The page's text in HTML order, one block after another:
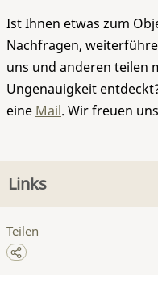
Ist Ihnen etwas zum
Nachfragen,
uns und anderen teilen
Ungenauigkeit
eine Mail. Wir freuen
Links
Teilen